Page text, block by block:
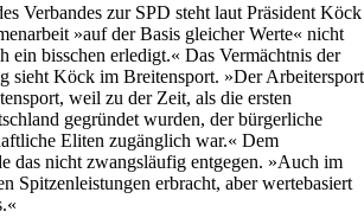
Verbandes zur SPD steht laut Präsident Köck
»auf der Basis gleicher Werte« nicht
ein bisschen erledigt.« Das Vermächtnis der
sieht Köck im Breitensport. »Der Arbeitersport
weil zu der Zeit, als die ersten
gegründet wurden, der bürgerliche
Eliten zugänglich war.« Dem
das nicht zwangsläufig entgegen. »Auch im
Spitzenleistungen erbracht, aber wertebasiert